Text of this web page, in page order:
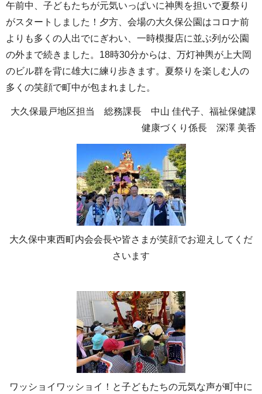
午前中、子どもたちが元気いっぱいに神輿を担いで夏祭り
がスタートしました！夕方、会場の大久保公園はコロナ前
よりも多くの人出でにぎわい、一時模擬店に並ぶ列が公園
の外まで続きました。18時30分からは、万灯神輿が上大岡
のビル群を背に雄大に練り歩きます。夏祭りを楽しむ人の
多くの笑顔で町中が包まれました。
大久保最戸地区担当 総務課長 中山 佳代子、福祉保健課
健康づくり係長 深澤 美香
大久保中東西町内会会長や皆さまが笑顔でお迎えしてくだ
さいます
ワッショイワッショイ！と子どもたちの元気な声が町中に